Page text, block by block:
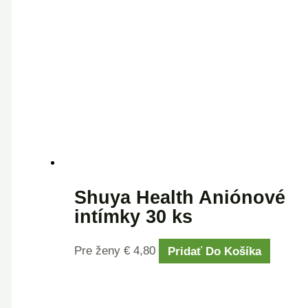
Shuya Health Aniónové
intímky 30 ks
Pre ženy€ 4,80 Pridať Do Košíka